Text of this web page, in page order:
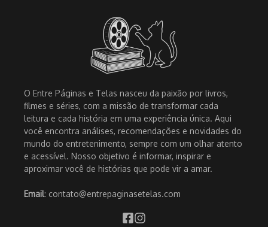
O Entre Páginas e Telas nasceu da paixão por livros,
filmes e séries, com a missão de transformar cada
leitura e cada história em uma experiência única. Aqui
você encontra análises, recomendações e novidades do
mundo do entretenimento, sempre com um olhar atento
e acessível. Nosso objetivo é informar, inspirar e
aproximar você de histórias que pode vir a amar.
Email: contato@entrepaginasetelas.com